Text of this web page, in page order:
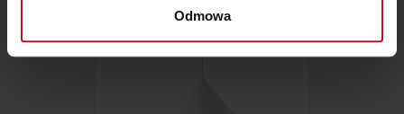
dane są przetwarzane oraz ustaw własne preferencje w
zmienić lub wycofać swoją zgodę w dowolnej chwili.
Odmowa